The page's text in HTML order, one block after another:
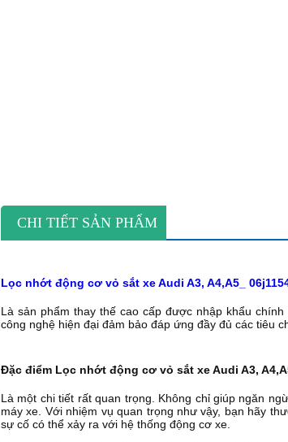
CHI TIẾT SẢN PHẨM
Lọc nhớt động cơ vỏ sắt xe Audi A3, A4,A5_
Là sản phẩm thay thế cao cấp được nhập khẩu
công nghệ hiện đại đảm bảo đáp ứng đầy đủ các tiêu
Đặc điểm Lọc nhớt động cơ vỏ sắt xe Audi A3,
Là một chi tiết rất quan trọng. Không chỉ giúp ngăn
máy xe. Với nhiệm vụ quan trọng như vậy, bạn hãy
sự cố có thể xảy ra với hệ thống động cơ xe.​